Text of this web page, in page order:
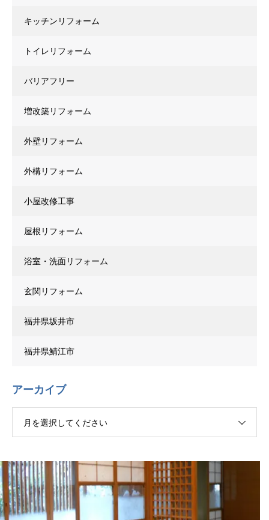
キッチンリフォーム
トイレリフォーム
バリアフリー
増改築リフォーム
外壁リフォーム
外構リフォーム
小屋改修工事
屋根リフォーム
浴室・洗面リフォーム
玄関リフォーム
福井県坂井市
福井県鯖江市
アーカイブ
月を選択してください